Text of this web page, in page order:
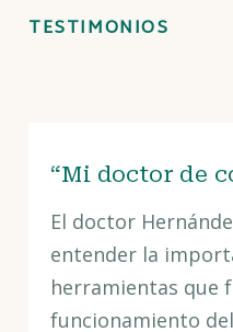
TESTIMONIOS
“Mi doctor de
El doctor
entender la
herramientas que
funcionamiento